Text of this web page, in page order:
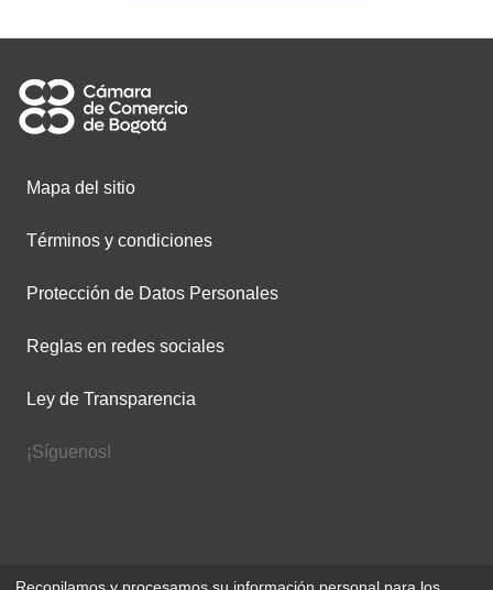
Mapa del sitio
Términos y condiciones
Protección de Datos Personales
Reglas en redes sociales
Ley de Transparencia
¡Síguenos!